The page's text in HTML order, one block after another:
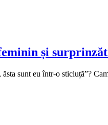
și
sunt eu într-o sticluță”?